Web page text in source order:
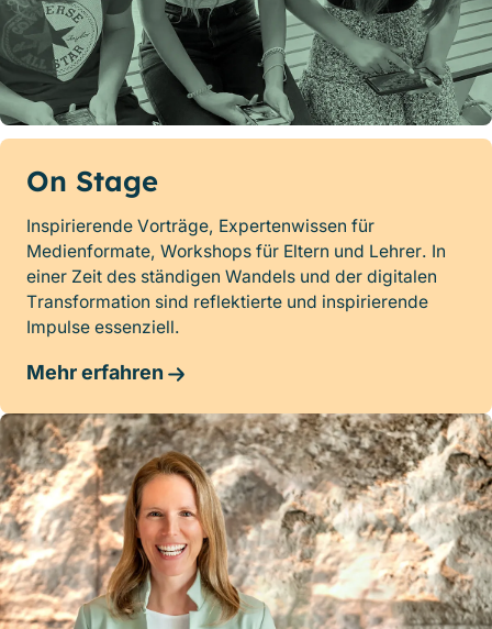
On Stage
Inspirierende Vorträge, Expertenwissen für
Medienformate, Workshops für Eltern und Lehrer. In
einer Zeit des ständigen Wandels und der digitalen
Transformation sind reflektierte und inspirierende
Impulse essenziell.
Mehr erfahren